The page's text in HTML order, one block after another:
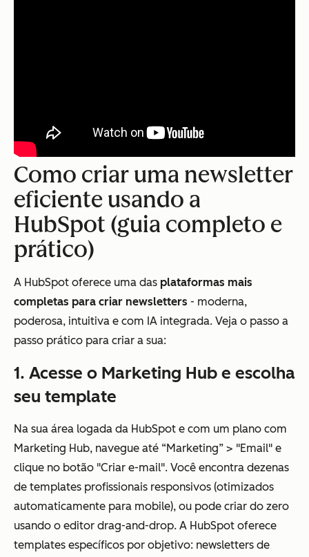
Como criar uma newsletter
eficiente usando a
HubSpot (guia completo e
prático)
A HubSpot oferece uma das plataformas mais
completas para criar newsletters - moderna,
poderosa, intuitiva e com IA integrada. Veja o passo a
passo prático para criar a sua:
1. Acesse o Marketing Hub e escolha
seu template
Na sua área logada da HubSpot e com um plano com
Marketing Hub, navegue até “Marketing” > "Email" e
clique no botão "Criar e-mail". Você encontra dezenas
de templates profissionais responsivos (otimizados
automaticamente para mobile), ou pode criar do zero
usando o editor drag-and-drop. A HubSpot oferece
templates específicos por objetivo: newsletters de